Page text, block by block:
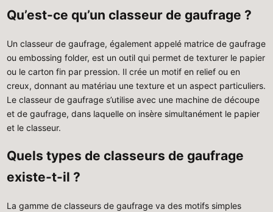
Qu’est-ce qu’un classeur de gaufrage ?
Un classeur de gaufrage, également appelé matrice de gaufrage
ou embossing folder, est un outil qui permet de texturer le papier
ou le carton fin par pression. Il crée un motif en relief ou en
creux, donnant au matériau une texture et un aspect particuliers.
Le classeur de gaufrage s’utilise avec une machine de découpe
et de gaufrage, dans laquelle on insère simultanément le papier
et le classeur.
Quels types de classeurs de gaufrage
existe-t-il ?
La gamme de classeurs de gaufrage va des motifs simples